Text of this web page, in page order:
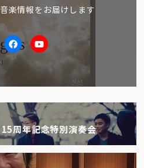
楽情報をお届けします
facebookYoutube
周年記念特別演奏会